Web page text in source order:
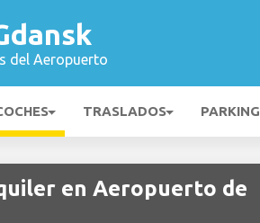
del Aeropuerto
TRASLADOS PARKING
en Aeropuerto de